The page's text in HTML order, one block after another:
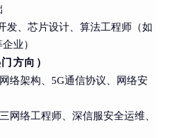
发、芯片设计、算法工程师（如
业）
方向）
网络架构、5G通信协议、网络安
网络工程师、深信服安全运维、